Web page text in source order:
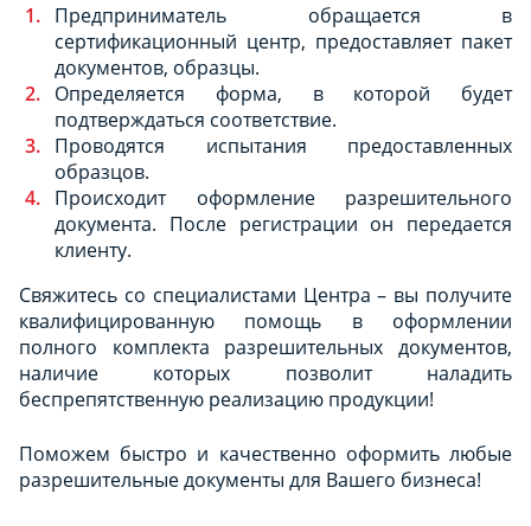
Предприниматель обращается в
сертификационный центр, предоставляет пакет
документов, образцы.
Определяется форма, в которой будет
подтверждаться соответствие.
Проводятся испытания предоставленных
образцов.
Происходит оформление разрешительного
документа. После регистрации он передается
клиенту.
Свяжитесь со специалистами Центра – вы получите
квалифицированную помощь в оформлении
полного комплекта разрешительных документов,
наличие которых позволит наладить
беспрепятственную реализацию продукции!
Поможем быстро и качественно оформить любые
разрешительные документы для Вашего бизнеса!